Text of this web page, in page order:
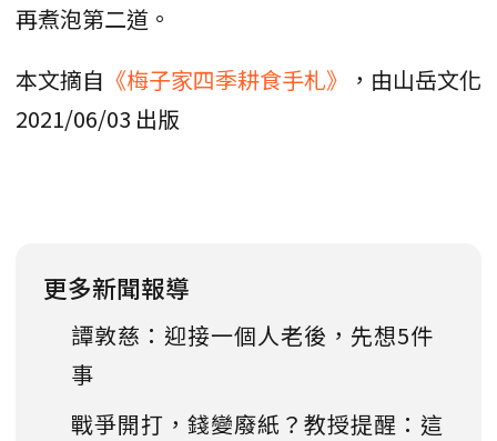
再煮泡第二道。
本文摘自 《梅子家四季耕食手札》
，由山岳文化
2021/06/03 出版
更多新聞報導
譚敦慈：迎接一個人老後，先想5件
事
戰爭開打，錢變廢紙？教授提醒：這